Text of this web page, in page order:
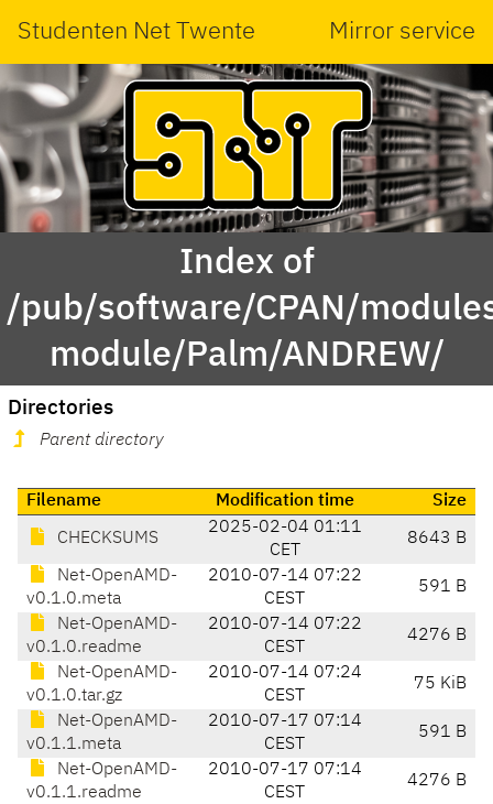
Studenten Net Twente Mirror service
Index of
/pub/software/CPAN/
module/Palm/ANDREW/
Directories
Parent directory
Filename Modification time Size
CHECKSUMS
2025-02-04 01:11
CET
8643 B
Net-OpenAMD-
v0.1.0.meta
2010-07-14 07:22
CEST
591 B
Net-OpenAMD-
v0.1.0.readme
2010-07-14 07:22
CEST
4276 B
Net-OpenAMD-
v0.1.0.tar.gz
2010-07-14 07:24
CEST
75 KiB
Net-OpenAMD-
v0.1.1.meta
2010-07-17 07:14
CEST
591 B
Net-OpenAMD-
v0.1.1.readme
2010-07-17 07:14
CEST
4276 B